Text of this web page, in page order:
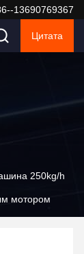
13690769367
Цитата
250kg/h
мотором